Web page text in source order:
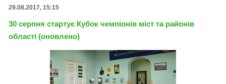
29.08.2017, 15:15
30 серпня стартує Кубок чемпіонів міст та районів
області (оновлено)